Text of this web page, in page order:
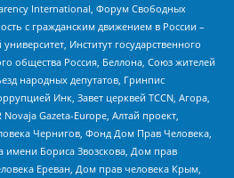
International, Форум Свободных
с гражданским движением в России –
Институт государственного
общества Россия, Беллона, Союз жителей
народных депутатов, Гринпис
Инк, Завет церквей TCCN, Агора,
Gazeta-Europe, Алтай проект,
Чернигов, Фонд Дом Прав Человека,
имени Бориса Звозскова, Дом прав
Ереван, Дом прав человека Крым,